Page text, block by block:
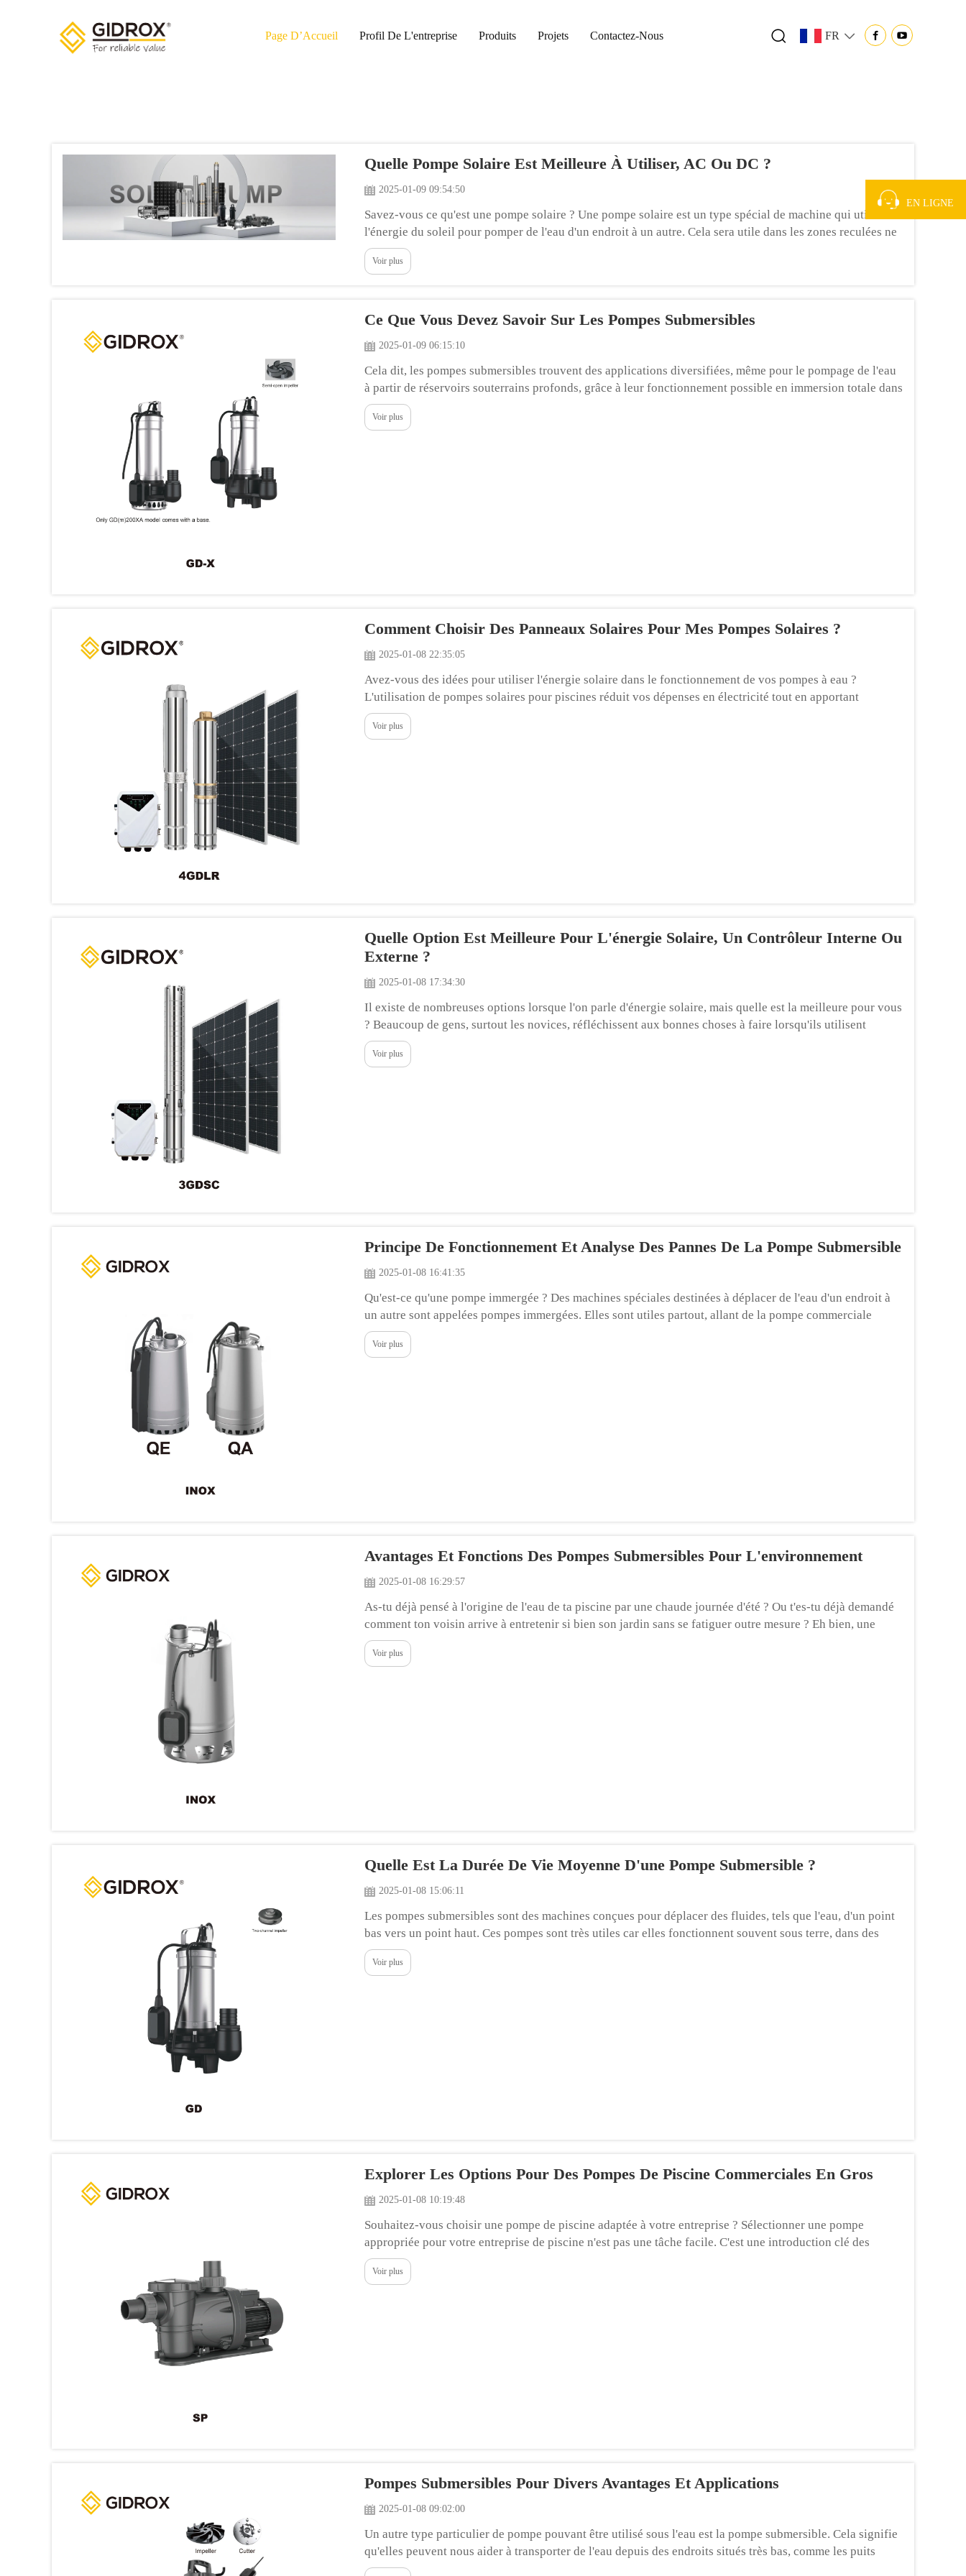
Page D’Accueil Profil De L'entreprise Produits Projets Contactez-Nous FR
Quelle Pompe Solaire Est Meilleure À Utiliser, AC Ou DC ?
2025-01-09 09:54:50
Savez-vous ce qu'est une pompe solaire ? Une pompe solaire est un type spécial de machine qui utilise
l'énergie du soleil pour pomper de l'eau d'un endroit à un autre. Cela sera utile dans les zones reculées ne
disposant pas d'alimentation électrique. Les pompes solaires sont utilisées pour...
Voir plus
Ce Que Vous Devez Savoir Sur Les Pompes Submersibles
2025-01-09 06:15:10
Cela dit, les pompes submersibles trouvent des applications diversifiées, même pour le pompage de l'eau
à partir de réservoirs souterrains profonds, grâce à leur fonctionnement possible en immersion totale dans
l'eau. Cela leur permet de transférer des liquides depuis des profondeurs importantes, donc...
Voir plus
Comment Choisir Des Panneaux Solaires Pour Mes Pompes Solaires ?
2025-01-08 22:35:05
Avez-vous des idées pour utiliser l'énergie solaire dans le fonctionnement de vos pompes à eau ?
L'utilisation de pompes solaires pour piscines réduit vos dépenses en électricité tout en apportant
d'excellents avantages pour l'environnement. Cela signifie qu'elle fait économiser non seulement de
l'argent mais...
Voir plus
Quelle Option Est Meilleure Pour L'énergie Solaire, Un Contrôleur Interne Ou
Externe ?
2025-01-08 17:34:30
Il existe de nombreuses options lorsque l'on parle d'énergie solaire, mais quelle est la meilleure pour vous
? Beaucoup de gens, surtout les novices, réfléchissent aux bonnes choses à faire lorsqu'ils utilisent
l'énergie solaire. Une décision principale que doivent prendre les utilisateurs est d'utiliser une connexion
interne ou...
Voir plus
Principe De Fonctionnement Et Analyse Des Pannes De La Pompe Submersible
2025-01-08 16:41:35
Qu'est-ce qu'une pompe immergée ? Des machines spéciales destinées à déplacer de l'eau d'un endroit à
un autre sont appelées pompes immergées. Elles sont utiles partout, allant de la pompe commerciale
agricole aux chantiers de construction, voire même aux champs pétrolifères. Ces pompes...
Voir plus
Avantages Et Fonctions Des Pompes Submersibles Pour L'environnement
2025-01-08 16:29:57
As-tu déjà pensé à l'origine de l'eau de ta piscine par une chaude journée d'été ? Ou t'es-tu déjà demandé
comment ton voisin arrive à entretenir si bien son jardin sans se fatiguer outre mesure ? Eh bien, une
réponse est entre autres les pompes submersibles ! G...
Voir plus
Quelle Est La Durée De Vie Moyenne D'une Pompe Submersible ?
2025-01-08 15:06:11
Les pompes submersibles sont des machines conçues pour déplacer des fluides, tels que l'eau, d'un point
bas vers un point haut. Ces pompes sont très utiles car elles fonctionnent souvent sous terre, dans des
puits ou d'autres endroits inaccessibles et hors de vue...
Voir plus
Explorer Les Options Pour Des Pompes De Piscine Commerciales En Gros
2025-01-08 10:19:48
Souhaitez-vous choisir une pompe de piscine adaptée à votre entreprise ? Sélectionner une pompe
appropriée pour votre entreprise de piscine n'est pas une tâche facile. C'est une introduction clé des
caractéristiques qui peut parfois créer de la confusion. Mais ne vous inquiétez pas. Et di...
Voir plus
Pompes Submersibles Pour Divers Avantages Et Applications
2025-01-08 09:02:00
Un autre type particulier de pompe pouvant être utilisé sous l'eau est la pompe submersible. Cela signifie
qu'elles peuvent nous aider à transporter de l'eau depuis des endroits situés très bas, comme les puits
profonds, les lacs, les rivières et même les océans. Elles présentent de nombreux avantages qui les
EN LIGNE